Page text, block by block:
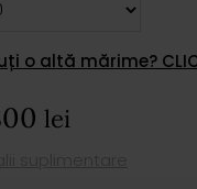
o altă mărime?
lei